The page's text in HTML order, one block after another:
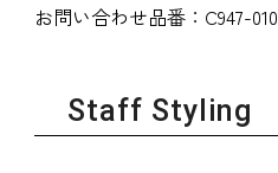
お問い合わせ品番： C947-010
Staff Styling